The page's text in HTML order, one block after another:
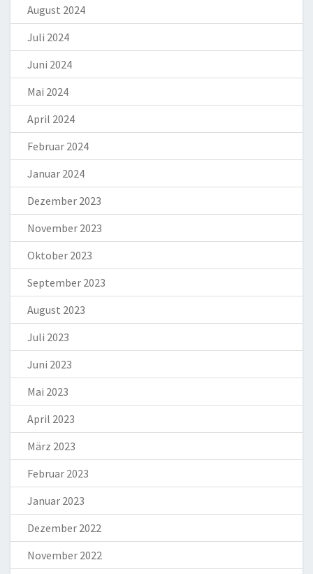
August 2024
Juli 2024
Juni 2024
Mai 2024
April 2024
Februar 2024
Januar 2024
Dezember 2023
November 2023
Oktober 2023
September 2023
August 2023
Juli 2023
Juni 2023
Mai 2023
April 2023
März 2023
Februar 2023
Januar 2023
Dezember 2022
November 2022